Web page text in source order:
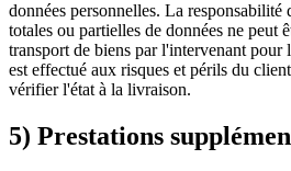
données personnelles. La responsabilité
totales ou partielles de données ne peut
transport de biens par l'intervenant
est effectué aux risques et périls du
vérifier l'état à la livraison.
5) Prestations